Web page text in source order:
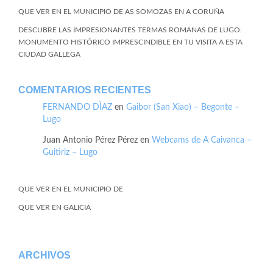
QUE VER EN EL MUNICIPIO DE AS SOMOZAS EN A CORUÑA
DESCUBRE LAS IMPRESIONANTES TERMAS ROMANAS DE LUGO:
MONUMENTO HISTÓRICO IMPRESCINDIBLE EN TU VISITA A ESTA
CIUDAD GALLEGA
COMENTARIOS RECIENTES
FERNANDO DÌAZ en Gaibor (San Xiao) – Begonte –
Lugo
Juan Antonio Pérez Pérez en Webcams de A Caivanca –
Guitiriz – Lugo
QUE VER EN EL MUNICIPIO DE
QUE VER EN GALICIA
ARCHIVOS